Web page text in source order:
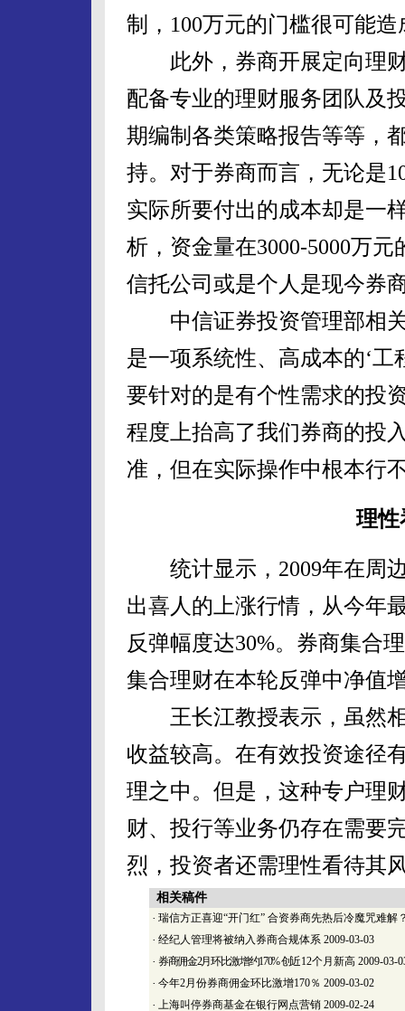
制，100万元的门槛很可能
此外，券商开展定向理财
配备专业的理财服务团队及
期编制各类策略报告等等，
持。对于券商而言，无论是
实际所要付出的成本却是一
析，资金量在3000-5000万
信托公司或是个人是现今券
中信证券投资管理部相关
是一项系统性、高成本的‘
要针对的是有个性需求的投
程度上抬高了我们券商的投
准，但在实际操作中根本行
理性
统计显示，2009年在周边
出喜人的上涨行情，从今年
反弹幅度达30%。券商集合
集合理财在本轮反弹中净值
王长江教授表示，虽然相
收益较高。在有效投资途径
理之中。但是，这种专户理
财、投行等业务仍存在需要
烈，投资者还需理性看待其
相关稿件
· 瑞信方正喜迎“开门红” 合资券商先热后冷魔咒难解
· 经纪人管理将被纳入券商合规体系 2009-03-03
· 券商佣金2月环比激增约170% 创近12个月新高 2009-03-
· 今年2月份券商佣金环比激增170％ 2009-03-02
· 上海叫停券商基金在银行网点营销 2009-02-24